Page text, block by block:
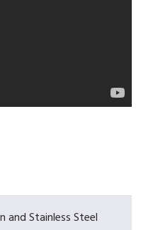
and Stainless Steel